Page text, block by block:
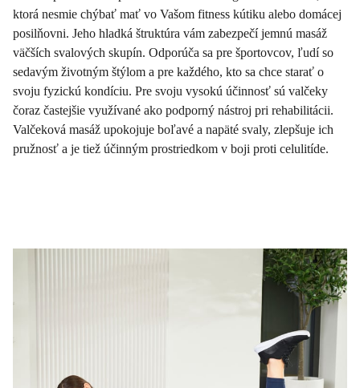
ktorá nesmie chýbať mať vo Vašom fitness kútiku alebo domácej
posilňovni. Jeho hladká štruktúra vám zabezpečí jemnú masáž
väčších svalových skupín. Odporúča sa pre športovcov, ľudí so
sedavým životným štýlom a pre každého, kto sa chce starať o
svoju fyzickú kondíciu. Pre svoju vysokú účinnosť sú valčeky
čoraz častejšie využívané ako podporný nástroj pri rehabilitácii.
Valčeková masáž upokojuje boľavé a napäté svaly, zlepšuje ich
pružnosť a je tiež účinným prostriedkom v boji proti celulitíde.